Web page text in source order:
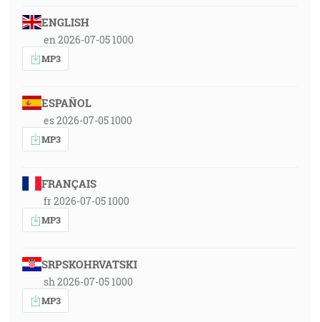
ENGLISH
en 2026-07-05 1000
MP3
ESPAÑOL
es 2026-07-05 1000
MP3
FRANÇAIS
fr 2026-07-05 1000
MP3
SRPSKOHRVATSKI
sh 2026-07-05 1000
MP3